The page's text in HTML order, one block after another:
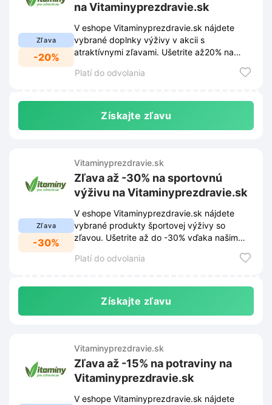
Zľava
-20%
na Vitaminyprezdravie.sk
V eshope Vitaminyprezdravie.sk nájdete
vybrané doplnky výživy v akcii s
atraktívnymi zľavami. Ušetrite až20% na
vitalitu!
Platí do odvolania
Získajte zľavu
Zľava
-30%
Vitaminyprezdravie.sk
Zľava až -30% na sportovnú
výživu na Vitaminyprezdravie.sk
V eshope Vitaminyprezdravie.sk nájdete
vybrané produkty športovej výživy so
zľavou. Ušetrite až do -30% vďaka našim
Platí do odvolania
Získajte zľavu
Vitaminyprezdravie.sk
Zľava až -15% na potraviny na
Vitaminyprezdravie.sk
V eshope Vitaminyprezdravie.sk nájdete